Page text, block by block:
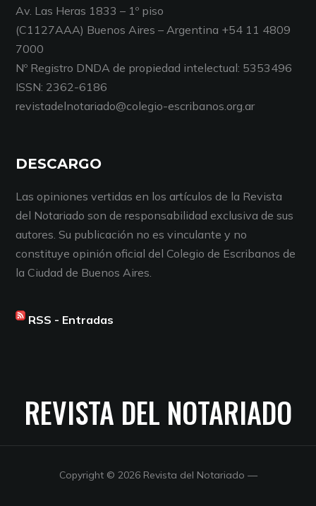
Av. Las Heras 1833 – 1º piso
(C1127AAA) Buenos Aires – Argentina +54 11 4809
7000
Nº Registro DNDA de propiedad intelectual: 5353496
ISSN: 2362-6186
revistadelnotariado@colegio-escribanos.org.ar
DESCARGO
Las opiniones vertidas en los artículos de la Revista
del Notariado son de responsabilidad exclusiva de sus
autores. Su publicación no es vinculante y no
constituye opinión oficial del Colegio de Escribanos de
la Ciudad de Buenos Aires.
RSS - Entradas
REVISTA DEL NOTARIADO
Copyright © 2026 Revista del Notariado —